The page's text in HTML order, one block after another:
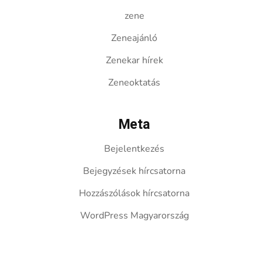
zene
Zeneajánló
Zenekar hírek
Zeneoktatás
Meta
Bejelentkezés
Bejegyzések hírcsatorna
Hozzászólások hírcsatorna
WordPress Magyarország